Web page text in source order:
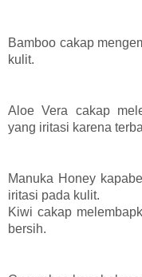
Bamboo cakap
kulit.
Aloe Vera cakap
yang iritasi karena
Manuka Honey
iritasi pada kulit.
Kiwi cakap
bersih.